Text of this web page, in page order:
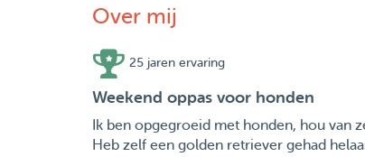
Over mij
25 jaren ervaring
Weekend oppas voor honden
Ik ben opgegroeid met honden, hou van
Heb zelf een golden retriever gehad